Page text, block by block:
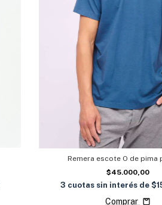
Remera escote O de pima
$45.000,00
3 cuotas sin interés de
Comprar